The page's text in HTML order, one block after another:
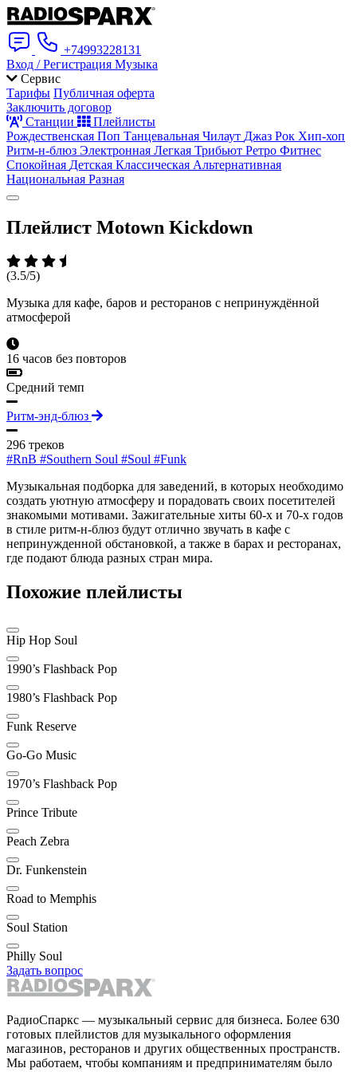
+74993228131
Вход / Регистрация Музыка
Сервис
Тарифы Публичная оферта
Заключить договор
Станции
Плейлисты
Рождественская Поп Танцевальная Чилаут Джаз Рок Хип-хоп
Ритм-н-блюз Электронная Легкая Трибьют Ретро Фитнес
Спокойная Детская Классическая Альтернативная
Национальная Разная
Плейлист Motown Kickdown
(3.5/5)
Музыка для кафе, баров и ресторанов с непринуждённой
атмосферой
16 часов без повторов
Средний темп
Ритм-энд-блюз
296 треков
#RnB #Southern Soul #Soul #Funk
Музыкальная подборка для заведений, в которых необходимо
создать уютную атмосферу и порадовать своих посетителей
знакомыми мотивами. Зажигательные хиты 60-х и 70-х годов
в стиле ритм-н-блюз будут отлично звучать в кафе с
непринужденной обстановкой, а также в барах и ресторанах,
где подают блюда разных стран мира.
Похожие плейлисты
Hip Hop Soul
1990’s Flashback Pop
1980’s Flashback Pop
Funk Reserve
Go-Go Music
1970’s Flashback Pop
Prince Tribute
Peach Zebra
Dr. Funkenstein
Road to Memphis
Soul Station
Philly Soul
Задать вопрос
РадиоСпаркс — музыкальный сервис для бизнеса. Более 630
готовых плейлистов для музыкального оформления
магазинов, ресторанов и других общественных пространств.
Мы работаем, чтобы компаниям и предпринимателям было